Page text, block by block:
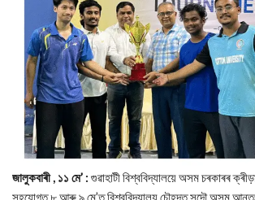
জালুকবাৰী , ১১ মে’ : গুৱাহাটী বিশ্ববিদ্যালয়ে অসম চৰকাৰৰ
সহযোগত ৮ আৰু ৯ মে’ত বিশ্ববিদ্যালয় চৌহদত সদৌ অসম